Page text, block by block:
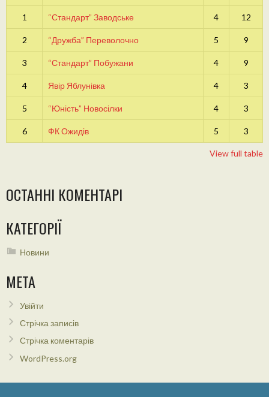
1 “Стандарт” Заводське 4 12
2 “Дружба” Переволочно 5 9
3 “Стандарт” Побужани 4 9
4 Явір Яблунівка 4 3
5 “Юність” Новосілки 4 3
6 ФК Ожидів 5 3
View full table
ОСТАННІ КОМЕНТАРІ
КАТЕГОРІЇ
Новини
МЕТА
Увійти
Стрічка записів
Стрічка коментарів
WordPress.org